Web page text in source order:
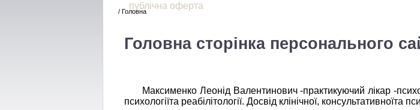
публічна оферта
/ Головна
Головна сторінка персонального
Максименко Леонід Валентинович -практикуючий лікар -
психологіїта реабілітології. Досвід клінічної, консультативноїта